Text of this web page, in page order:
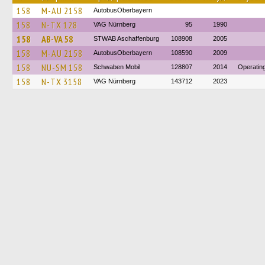
158 M-AU 2158 AutobusOberbayern
158 N-TX 128 VAG Nürnberg 95 1990
158 AB-VA 58 STWAB Aschaffenburg 108908 2005
158 M-AU 2158 AutobusOberbayern 108590 2009
158 NU-SM 158 Schwaben Mobil 128807 2014
158 N-TX 3158 VAG Nürnberg 143712 2023